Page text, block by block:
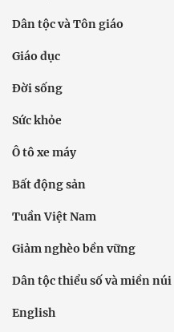
Dân tộc và Tôn giáo
Giáo dục
Đời sống
Sức khỏe
Ô tô xe máy
Bất động sản
Tuần Việt Nam
Giảm nghèo bền vững
Dân tộc thiểu số và miền núi
English